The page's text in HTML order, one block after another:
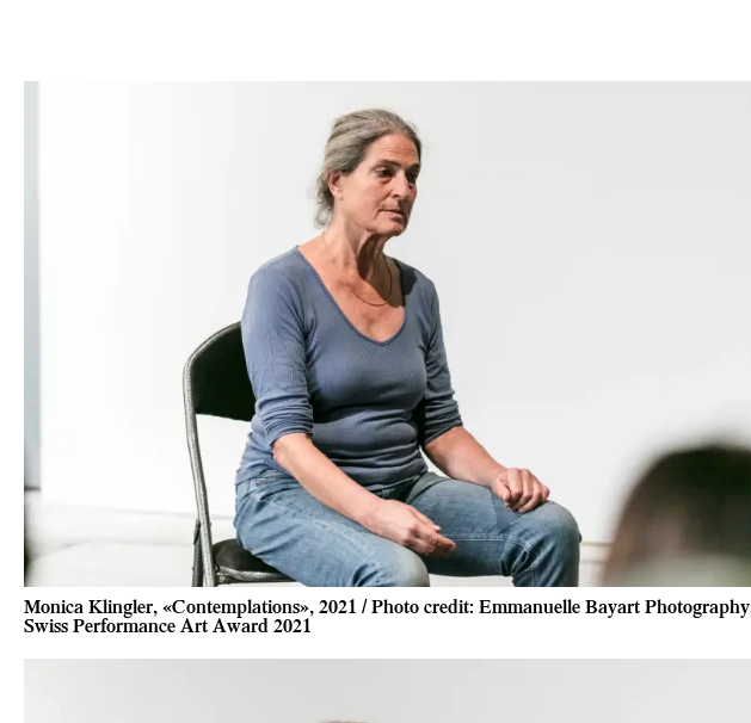
Monica Klingler, «Contemplations», 2021 / Photo credit: Emmanuelle Bayart Photography,
Swiss Performance Art Award 2021